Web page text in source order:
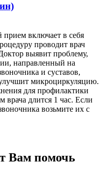
включает в себя
проводит врач
выявит проблему,
направленный на
и суставов,
микроциркуляцию.
для профилактики
врача длится 1 час. Если
возьмите их с
Вам помочь